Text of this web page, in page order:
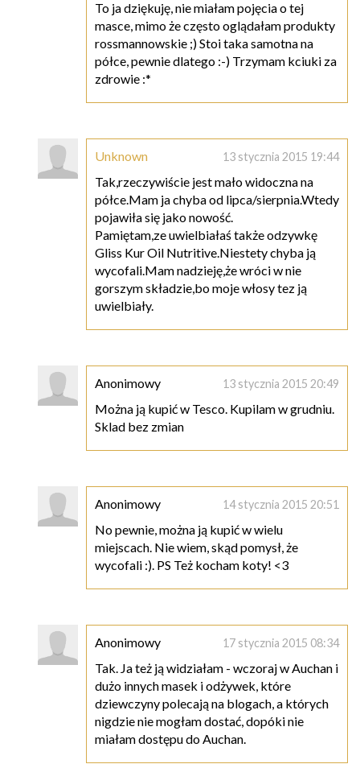
To ja dziękuję, nie miałam pojęcia o tej
masce, mimo że często oglądałam produkty
rossmannowskie ;) Stoi taka samotna na
półce, pewnie dlatego :-) Trzymam kciuki za
zdrowie :*
Unknown 13 stycznia 2015 19:44
Tak,rzeczywiście jest mało widoczna na
półce.Mam ja chyba od lipca/sierpnia.Wtedy
pojawiła się jako nowość.
Pamiętam,ze uwielbiałaś także odzywkę
Gliss Kur Oil Nutritive.Niestety chyba ją
wycofali.Mam nadzieję,że wróci w nie
gorszym składzie,bo moje włosy tez ją
uwielbiały.
Anonimowy 13 stycznia 2015 20:49
Można ją kupić w Tesco. Kupilam w grudniu.
Sklad bez zmian
Anonimowy 14 stycznia 2015 20:51
No pewnie, można ją kupić w wielu
miejscach. Nie wiem, skąd pomysł, że
wycofali :). PS Też kocham koty! <3
Anonimowy 17 stycznia 2015 08:34
Tak. Ja też ją widziałam - wczoraj w Auchan i
dużo innych masek i odżywek, które
dziewczyny polecają na blogach, a których
nigdzie nie mogłam dostać, dopóki nie
miałam dostępu do Auchan.